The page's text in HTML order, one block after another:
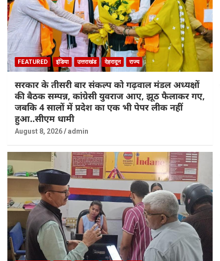
FEATURED इंडिया उत्तराखंड देहरादून राज्य
सरकार के तीसरी बार संकल्प को गढ़वाल मंडल अध्यक्षों
की बैठक सम्पन्न, कांग्रेसी युवराज आए, झूठ फैलाकर गए,
जबकि 4 सालों में प्रदेश का एक भी पेपर लीक नहीं
हुआ..सीएम धामी
August 8, 2026 admin